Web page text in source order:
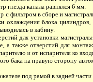
гнезда канала равнялся 6 мм.
с фильтром в сборе и
блока
в кабину.
для установки
а также отверстий для
и от испарителя ко
бака на правую сторону
под рамой в задней